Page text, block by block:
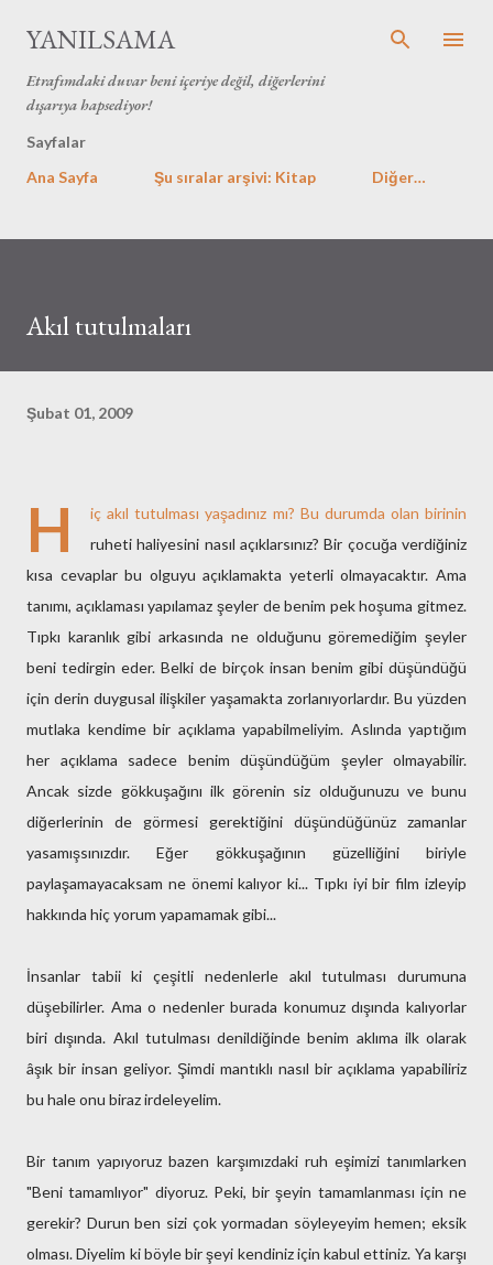
YANILSAMA
Etrafımdaki duvar beni içeriye değil, diğerlerini
dışarıya hapsediyor!
Sayfalar
Ana Sayfa
Şu sıralar arşivi: Kitap Diğer…
Akıl tutulmaları
Şubat 01, 2009
H
iç akıl tutulması yaşadınız mı? Bu durumda olan birinin
ruheti haliyesini nasıl açıklarsınız? Bir çocuğa verdiğiniz
kısa cevaplar bu olguyu açıklamakta yeterli olmayacaktır. Ama
tanımı, açıklaması yapılamaz şeyler de benim pek hoşuma gitmez.
Tıpkı karanlık gibi arkasında ne olduğunu göremediğim şeyler
beni tedirgin eder. Belki de birçok insan benim gibi düşündüğü
için derin duygusal ilişkiler yaşamakta zorlanıyorlardır. Bu yüzden
mutlaka kendime bir açıklama yapabilmeliyim. Aslında yaptığım
her açıklama sadece benim düşündüğüm şeyler olmayabilir.
Ancak sizde gökkuşağını ilk görenin siz olduğunuzu ve bunu
diğerlerinin de görmesi gerektiğini düşündüğünüz zamanlar
yasamışsınızdır. Eğer gökkuşağının güzelliğini biriyle
paylaşamayacaksam ne önemi kalıyor ki... Tıpkı iyi bir film izleyip
hakkında hiç yorum yapamamak gibi...
İnsanlar tabii ki çeşitli nedenlerle akıl tutulması durumuna
düşebilirler. Ama o nedenler burada konumuz dışında kalıyorlar
biri dışında. Akıl tutulması denildiğinde benim aklıma ilk olarak
âşık bir insan geliyor. Şimdi mantıklı nasıl bir açıklama yapabiliriz
bu hale onu biraz irdeleyelim.
Bir tanım yapıyoruz bazen karşımızdaki ruh eşimizi tanımlarken
"Beni tamamlıyor" diyoruz. Peki, bir şeyin tamamlanması için ne
gerekir? Durun ben sizi çok yormadan söyleyeyim hemen; eksik
olması. Diyelim ki böyle bir şeyi kendiniz için kabul ettiniz. Ya karşı